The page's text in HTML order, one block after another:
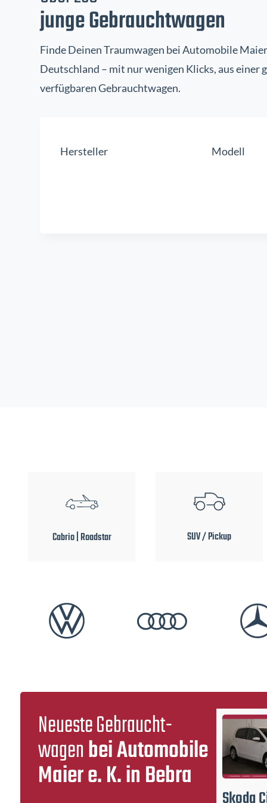
junge Gebrauchtwagen
Finde Deinen Traumwagen bei Automobile
Deutschland – mit nur wenigen Klicks, aus einer
verfügbaren Gebrauchtwagen.
Hersteller Modell
SUV / Pickup Kleinwagen
Neueste Gebraucht­
wagenbei Automobile
Maier e. K. in Bebra